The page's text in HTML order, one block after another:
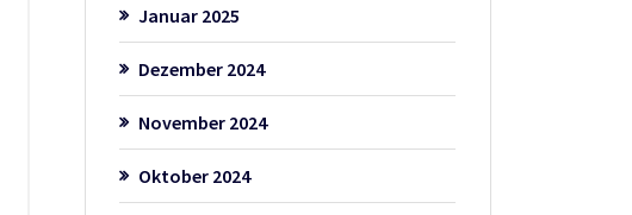
Januar 2025
Dezember 2024
November 2024
Oktober 2024